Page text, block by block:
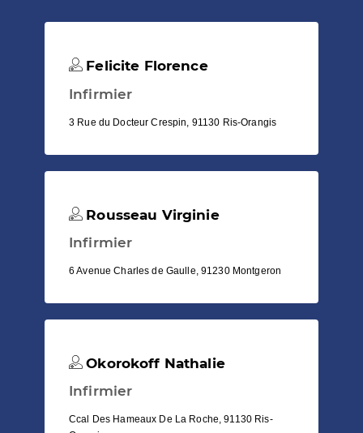
Felicite Florence
Infirmier
3 Rue du Docteur Crespin, 91130 Ris-Orangis
Rousseau Virginie
Infirmier
6 Avenue Charles de Gaulle, 91230 Montgeron
Okorokoff Nathalie
Infirmier
Ccal Des Hameaux De La Roche, 91130 Ris-